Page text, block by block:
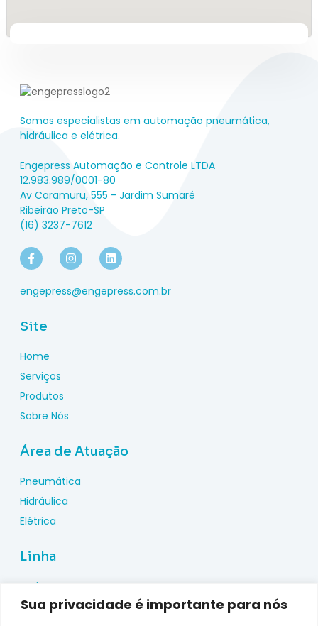
Sua privacidade é importante para nós
Somos especialistas em automação pneumática,
hidráulica e elétrica.
Engepress Automação e Controle LTDA
12.983.989/0001-80
Av Caramuru, 555 - Jardim Sumaré
Ribeirão Preto-SP
(16) 3237-7612
engepress@engepress.com.br
Site
Home
Serviços
Produtos
Sobre Nós
Área de Atuação
Pneumática
Hidráulica
Elétrica
Linha
Hydac
Wika